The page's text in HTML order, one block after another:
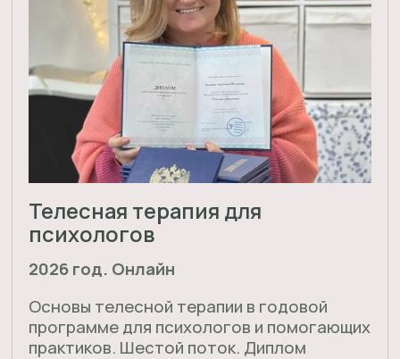
Вебинар месяца
Онлайн мастер-классы и практикумы,
максимум пользы за минимум времени.
Теория и понятные, эффективные
инструменты из телесной психологии
или применения в работе с клиентами.
Купить